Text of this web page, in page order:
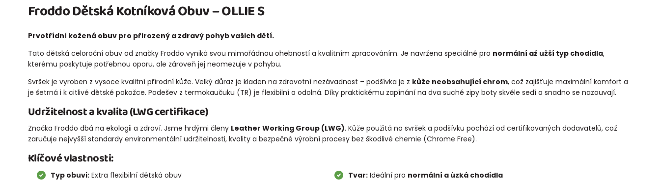
Froddo Dětská Kotníková Obuv – OLLIE S
Prvotřídní kožená obuv pro přirozený a zdravý pohyb vašich dětí.
Tato dětská celoroční obuv od značky Froddo vyniká svou mimořádnou ohebností a kvalitním zpracováním. Je navržena speciálně pro normální až užší typ chodidla,
kterému poskytuje potřebnou oporu, ale zároveň jej neomezuje v pohybu.
Svršek je vyroben z vysoce kvalitní přírodní kůže. Velký důraz je kladen na zdravotní nezávadnost – podšívka je z kůže neobsahující chrom, což zajišťuje maximální komfort a
je šetrná i k citlivé dětské pokožce. Podešev z termokaučuku (TR) je flexibilní a odolná. Díky praktickému zapínání na dva suché zipy boty skvěle sedí a snadno se nazouvají.
Udržitelnost a kvalita (LWG certifikace)
Značka Froddo dbá na ekologii a zdraví. Jsme hrdými členy Leather Working Group (LWG). Kůže použitá na svršek a podšívku pochází od certifikovaných dodavatelů, což
zaručuje nejvyšší standardy environmentální udržitelnosti, kvality a bezpečné výrobní procesy bez škodlivé chemie (Chrome Free).
Klíčové vlastnosti:
Typ obuvi:Extra flexibilní dětská obuv Tvar:Ideální pro normální a úzká chodidla